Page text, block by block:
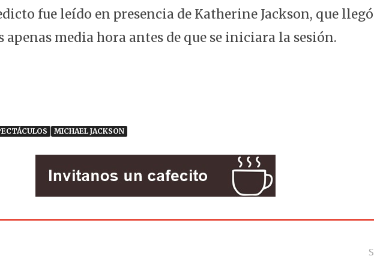
fue leído en presencia de Katherine Jackson, que
apenas media hora antes de que se iniciara la sesión.
MICHAEL JACKSON